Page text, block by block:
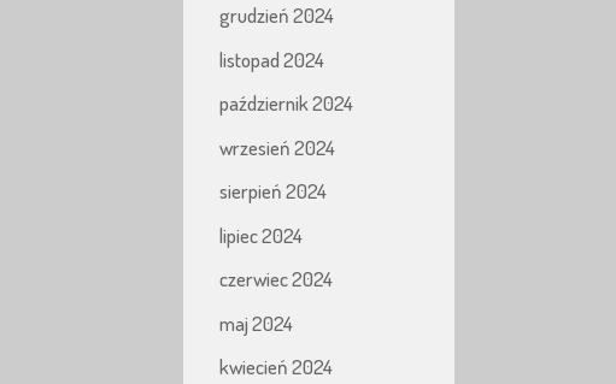
grudzień 2024
listopad 2024
październik 2024
wrzesień 2024
sierpień 2024
lipiec 2024
czerwiec 2024
maj 2024
kwiecień 2024